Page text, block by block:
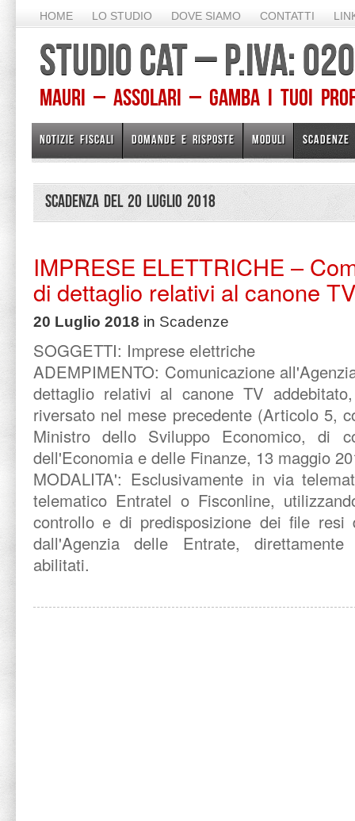
HOME LO STUDIO DOVE SIAMO CONTATTI
STUDIO CAT – P.IVA:
Mauri – Assolari – Gamba I TUOI
NOTIZIE FISCALI DOMANDE E RISPOSTE MODULI SCADENZE
Scadenza del 20 Luglio 2018
IMPRESE ELETTRICHE –
di dettaglio relativi al canone TV
20 Luglio 2018 in Scadenze
SOGGETTI: Imprese elettriche
ADEMPIMENTO: Comunicazione
dettaglio relativi al canone TV
riversato nel mese precedente (Articolo 5,
Ministro dello Sviluppo Economico, di
dell'Economia e delle Finanze, 13 maggio
MODALITA': Esclusivamente in via
telematico Entratel o Fisconline,
controllo e di predisposizione dei file resi
dall'Agenzia delle Entrate,
abilitati.